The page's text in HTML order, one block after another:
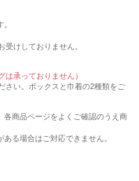
けしておりません。
は承っておりません）
さい。ボックスと巾着の2種類をご
商品ページをよくご確認のうえ商
る場合はご対応できません。